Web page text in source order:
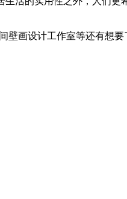
壁画设计工作室等还有想